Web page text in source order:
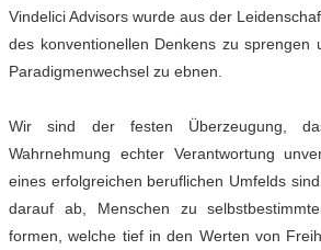
Vindelici Advisors wurde aus der
des konventionellen Denkens zu sprengen
Paradigmenwechsel zu ebnen.
Wir sind der festen Überzeugung,
Wahrnehmung echter Verantwortung
eines erfolgreichen beruflichen Umfelds
darauf ab, Menschen zu
formen, welche tief in den Werten von